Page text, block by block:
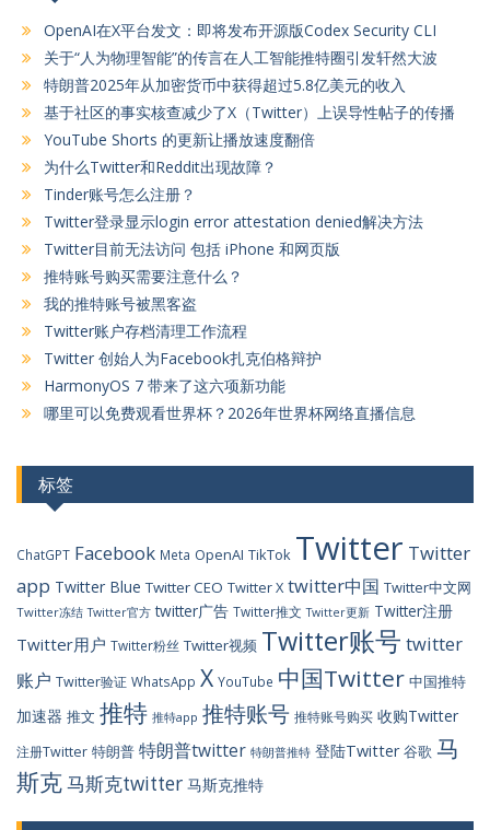
OpenAI在X平台发文：即将发布开源版Codex Security CLI
关于“人为物理智能”的传言在人工智能推特圈引发轩然大波
特朗普2025年从加密货币中获得超过5.8亿美元的收入
基于社区的事实核查减少了X（Twitter）上误导性帖子的传播
YouTube Shorts 的更新让播放速度翻倍
为什么Twitter和Reddit出现故障？
Tinder账号怎么注册？
Twitter登录显示login error attestation denied解决方法
Twitter目前无法访问 包括 iPhone 和网页版
推特账号购买需要注意什么？
我的推特账号被黑客盗
Twitter账户存档清理工作流程
Twitter 创始人为Facebook扎克伯格辩护
HarmonyOS 7 带来了这六项新功能
哪里可以免费观看世界杯？2026年世界杯网络直播信息
标签
ChatGPT Facebook Meta OpenAI TikTok Twitter Twitter
app Twitter Blue Twitter CEO Twitter X twitter中国 Twitter中文网
Twitter冻结 Twitter官方 twitter广告 Twitter推文 Twitter更新 Twitter注册
Twitter用户 Twitter粉丝 Twitter视频 Twitter账号 twitter
账户 Twitter验证 WhatsApp X YouTube 中国Twitter 中国推特
加速器 推文 推特 推特app 推特账号 推特账号购买 收购Twitter
注册Twitter 特朗普 特朗普twitter 特朗普推特 登陆Twitter 谷歌 马
斯克马斯克twitter 马斯克推特